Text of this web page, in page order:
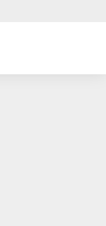
Diteken Bupati